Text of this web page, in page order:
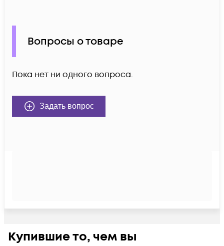
Вопросы о товаре
Пока нет ни одного вопроса.
Задать вопрос
Купившие то, чем вы